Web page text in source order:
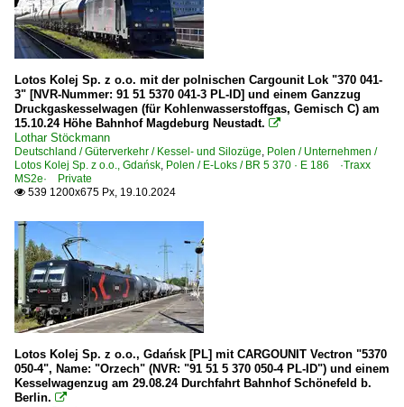
Lotos Kolej Sp. z o.o. mit der polnischen Cargounit Lok "370 041-
3" [NVR-Nummer: 91 51 5370 041-3 PL-ID] und einem Ganzzug
Druckgaskesselwagen (für Kohlenwasserstoffgas, Gemisch C) am
15.10.24 Höhe Bahnhof Magdeburg Neustadt. 
Lothar Stöckmann
Deutschland / Güterverkehr / Kessel- und Silozüge, Polen / Unternehmen /
Lotos Kolej Sp. z o.o., Gdańsk, Polen / E-Loks / BR 5 370 · E 186 ·Traxx
MS2e· Private
 539 1200x675 Px, 19.10.2024
Lotos Kolej Sp. z o.o., Gdańsk [PL] mit CARGOUNIT Vectron "5370
050-4", Name: "Orzech" (NVR: "91 51 5 370 050-4 PL-ID") und einem
Kesselwagenzug am 29.08.24 Durchfahrt Bahnhof Schönefeld b.
Berlin. 